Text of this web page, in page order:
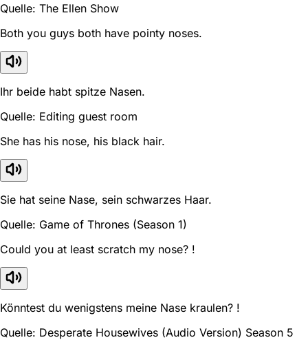
Quelle: The Ellen Show
Both you guys both have pointy noses.
Ihr beide habt spitze Nasen.
Quelle: Editing guest room
She has his nose, his black hair.
Sie hat seine Nase, sein schwarzes Haar.
Quelle: Game of Thrones (Season 1)
Could you at least scratch my nose? !
Könntest du wenigstens meine Nase kraulen? !
Quelle: Desperate Housewives (Audio Version) Season 5